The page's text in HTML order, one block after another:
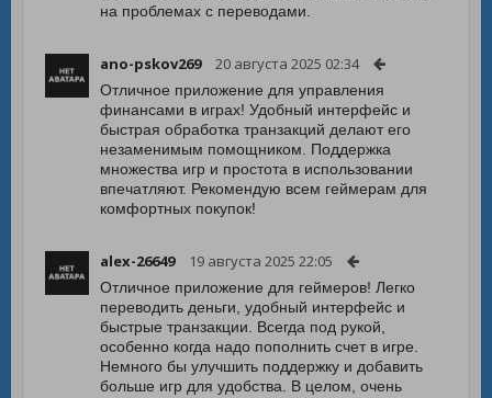
на проблемах с переводами.
ano-pskov269 20 августа 2025 02:34
Отличное приложение для управления
финансами в играх! Удобный интерфейс и
быстрая обработка транзакций делают его
незаменимым помощником. Поддержка
множества игр и простота в использовании
впечатляют. Рекомендую всем геймерам для
комфортных покупок!
alex-26649 19 августа 2025 22:05
Отличное приложение для геймеров! Легко
переводить деньги, удобный интерфейс и
быстрые транзакции. Всегда под рукой,
особенно когда надо пополнить счет в игре.
Немного бы улучшить поддержку и добавить
больше игр для удобства. В целом, очень